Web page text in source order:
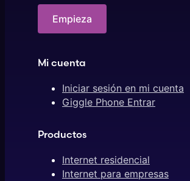
Empieza
Mi cuenta
Iniciar sesión en mi cuenta
Giggle Phone Entrar
Productos
Internet residencial
Internet para empresas